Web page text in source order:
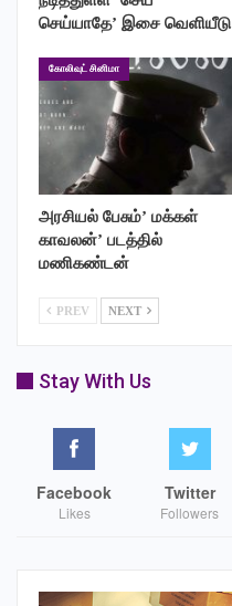
செய்யாதே’ இசை வெளியீடு
கோலிவுட் சினிமா
அரசியல் பேசும்’ மக்கள்
காவலன்’ படத்தில்
மணிகண்டன்
PREV NEXT
Stay With Us
Facebook
Likes
Twitter
Followers